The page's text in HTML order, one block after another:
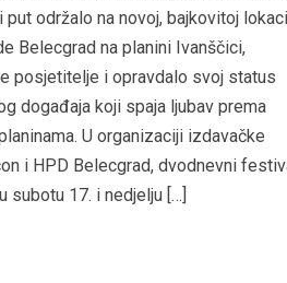
put održalo na novoj, bajkovitoj
Belecgrad na planini Ivanščici,
posjetitelje i opravdalo svoj status
događaja koji spaja ljubav prema
U organizaciji izdavačke
i HPD Belecgrad, dvodnevni
subotu 17. i nedjelju […]